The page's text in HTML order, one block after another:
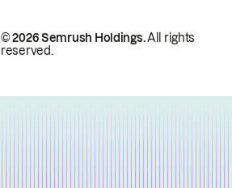
© 2026 Semrush Holdings.All rights
reserved.